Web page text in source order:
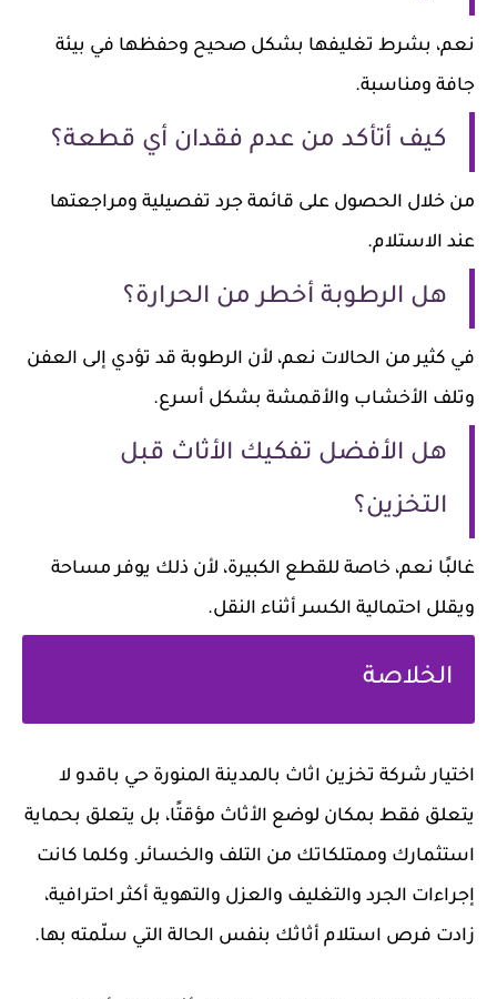
نعم، بشرط تغليفها بشكل صحيح وحفظها في بيئة
جافة ومناسبة.
كيف أتأكد من عدم فقدان أي قطعة؟
من خلال الحصول على قائمة جرد تفصيلية ومراجعتها
عند الاستلام.
هل الرطوبة أخطر من الحرارة؟
في كثير من الحالات نعم، لأن الرطوبة قد تؤدي إلى العفن
وتلف الأخشاب والأقمشة بشكل أسرع.
هل الأفضل تفكيك الأثاث قبل
التخزين؟
غالبًا نعم، خاصة للقطع الكبيرة، لأن ذلك يوفر مساحة
ويقلل احتمالية الكسر أثناء النقل.
الخلاصة
اختيارشركة تخزين اثاث بالمدينة المنورة حي باقدو لا
يتعلق فقط بمكان لوضع الأثاث مؤقتًا، بل يتعلق بحماية
استثمارك وممتلكاتك من التلف والخسائر. وكلما كانت
إجراءات الجرد والتغليف والعزل والتهوية أكثر احترافية،
زادت فرص استلام أثاثك بنفس الحالة التي سلّمته بها.